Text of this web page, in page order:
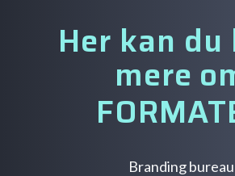
Her kan
mere
Branding bureau